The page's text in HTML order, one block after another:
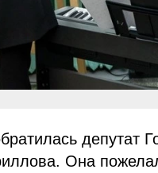
депутат
Она